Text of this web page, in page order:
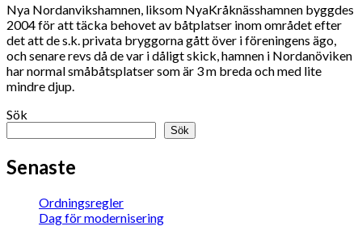
Nya Nordanvikshamnen, liksom NyaKråknässhamnen byggdes
2004 för att täcka behovet av båtplatser inom området efter
det att de s.k. privata bryggorna gått över i föreningens ägo,
och senare revs då de var i dåligt skick, hamnen i Nordanöviken
har normal småbåtsplatser som är 3 m breda och med lite
mindre djup.
Sök
Sök
Senaste
Ordningsregler
Dag för modernisering